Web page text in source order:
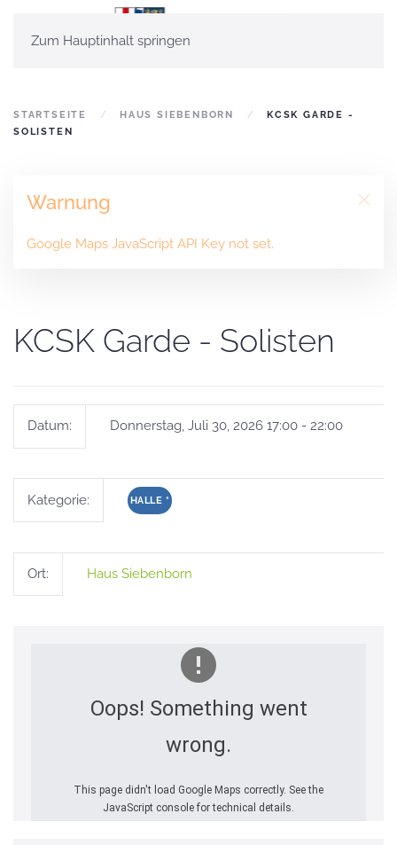
Zum Hauptinhalt springen
STARTSEITE HAUS SIEBENBORN
KCSK GARDE -
SOLISTEN
Warnung
Google Maps JavaScript API Key not set.
KCSK Garde - Solisten
Datum: Donnerstag, Juli 30, 2026 17:00 - 22:00
Kategorie: HALLE *
Ort: Haus Siebenborn
Oops! Something went
wrong.
This page didn't load Google Maps correctly. See the
JavaScript console for technical details.